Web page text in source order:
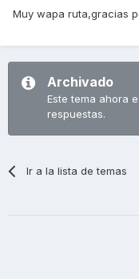
Muy wapa ruta,gracias
Archivado
Este tema ahora
respuestas.
Ir a la lista de temas